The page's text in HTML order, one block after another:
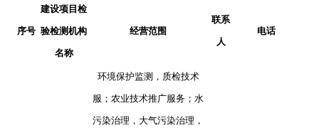
序号
建设项目检
验检测机构
名称
经营范围
联系
人
电话
环境保护监测，质检技术
服；农业技术推广服务；水
污染治理，大气污染治理，